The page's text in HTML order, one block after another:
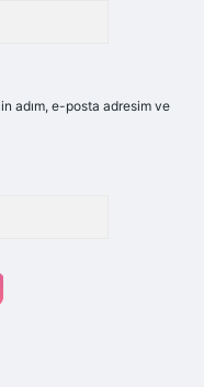
adım, e-posta adresim ve